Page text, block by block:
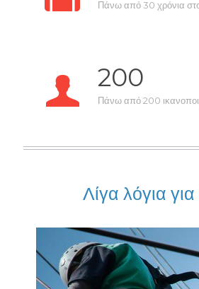
Πάνω από 30 χρόνια
200
Πάνω από 200
Λίγα λόγια